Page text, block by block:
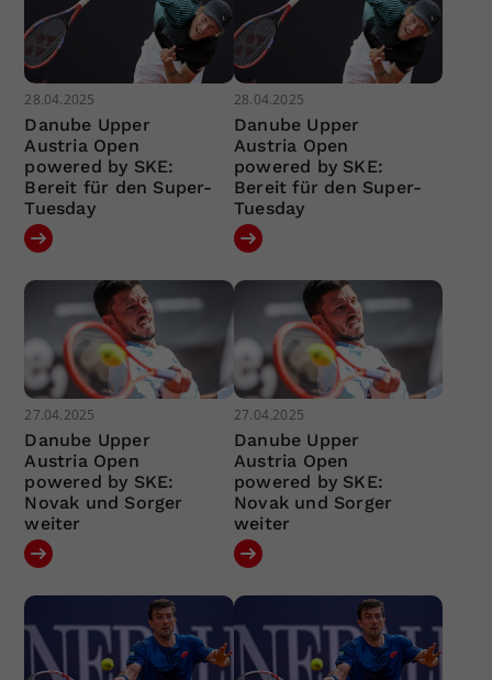
28.04.2025
Danube Upper
Austria Open
powered by SKE:
Bereit für den Super-
Tuesday
28.04.2025
Danube Upper
Austria Open
powered by SKE:
Bereit für den Super-
Tuesday
27.04.2025
Danube Upper
Austria Open
powered by SKE:
Novak und Sorger
weiter
27.04.2025
Danube Upper
Austria Open
powered by SKE:
Novak und Sorger
weiter